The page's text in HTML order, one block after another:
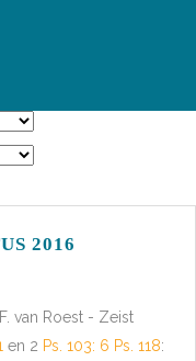
2016
van Roest - Zeist
en 2 Ps. 103: 6 Ps. 118: